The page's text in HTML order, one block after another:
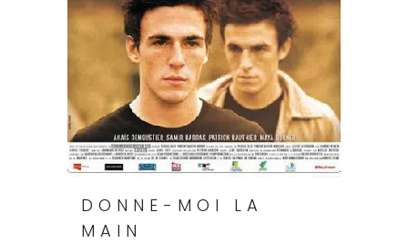
DONNE-MOI LA
MAIN